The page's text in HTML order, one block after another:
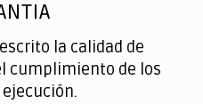
la calidad de
cumplimiento de los